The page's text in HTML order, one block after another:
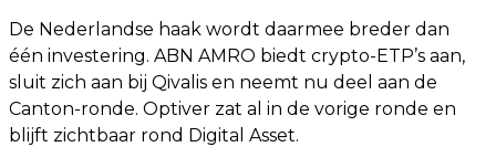
De Nederlandse haak wordt daarmee breder dan
één investering. ABN AMRO biedt crypto-ETP’s aan,
sluit zich aan bij Qivalis en neemt nu deel aan de
Canton-ronde. Optiver zat al in de vorige ronde en
blijft zichtbaar rond Digital Asset.